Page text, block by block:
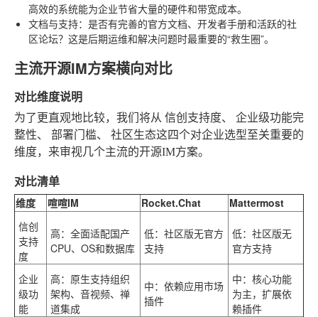
高效的系统能为企业节省大量的硬件和带宽成本。
文档与支持：是否有完善的官方文档、开发者手册和活跃的社
区论坛？这是后期运维和解决问题时最重要的“救生圈”。
主流开源IM方案横向对比
对比维度说明
为了更直观地比较，我们将从 信创支持度、 企业级功能完
整性、 部署门槛、 社区生态这四个对企业选型至关重要的
维度，来审视几个主流的开源IM方案。
对比清单
维度 喧喧IM Rocket.Chat
Mattermost
信创
支持
度
高：全面适配国产
CPU、OS和数据库
低：社区版无官方
支持
低：社区版无
官方支持
企业
级功
能
高：原生支持组织
架构、音视频、禅
道集成
中：依赖应用市场
插件
中：核心功能
为主，扩展依
赖插件